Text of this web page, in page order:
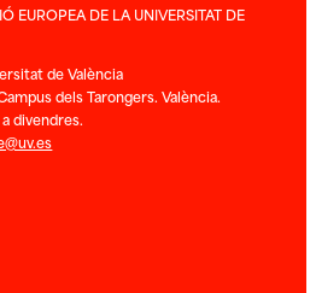
EUROPEA DE LA UNIVERSITAT DE
de València
dels Tarongers. València.
divendres.